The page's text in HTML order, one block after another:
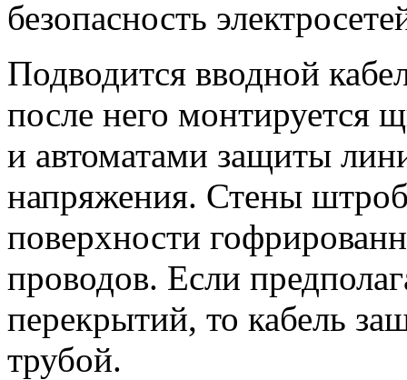
безопасность
Подводится вводной
после него монтируется
и автоматами защиты
напряжения. Стены
поверхности
проводов. Если
перекрытий, то кабель
трубой.